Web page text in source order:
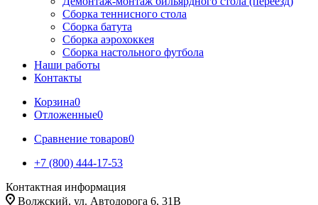
Сборка теннисного стола
Сборка батута
Сборка аэрохоккея
Сборка настольного футбола
Наши работы
Контакты
Корзина0
Отложенные0
Сравнение товаров0
+7 (800) 444-17-53
Контактная информация
Волжский, ул. Автодорога 6, 31В